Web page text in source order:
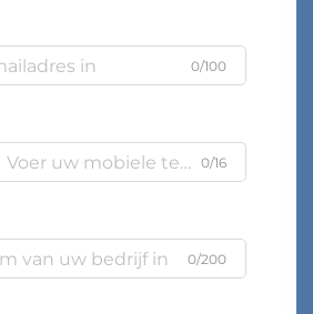
0/100
0/16
0/200